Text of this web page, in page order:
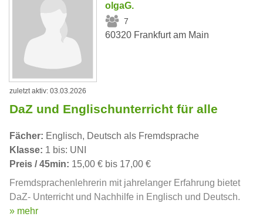
olgaG.
7
60320 Frankfurt am Main
zuletzt aktiv: 03.03.2026
DaZ und Englischunterricht für alle
Fächer: Englisch, Deutsch als Fremdsprache
Klasse: 1 bis: UNI
Preis / 45min: 15,00 € bis 17,00 €
Fremdsprachenlehrerin mit jahrelanger Erfahrung bietet
DaZ- Unterricht und Nachhilfe in Englisch und Deutsch.
» mehr